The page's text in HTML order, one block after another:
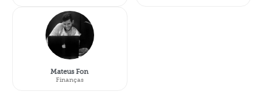
Mateus Fon
Finanças